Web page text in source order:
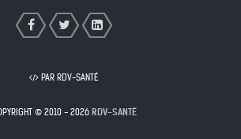
PAR RDV-SANTÉ
© 2010 - 2026 RDV-SANTÉ